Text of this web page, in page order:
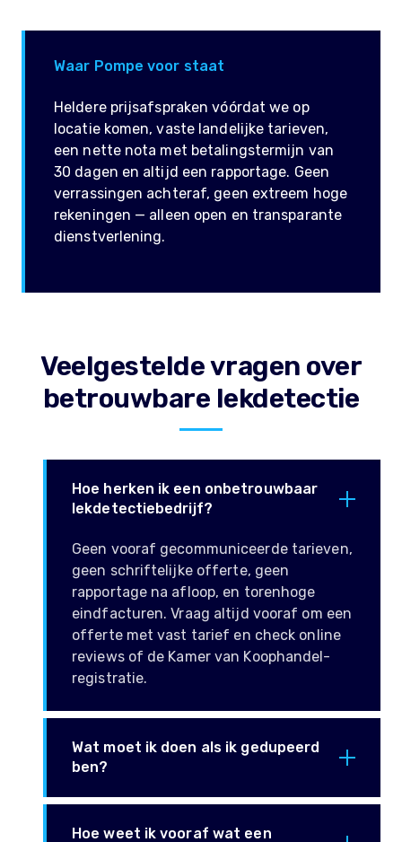
Waar Pompe voor staat
Heldere prijsafspraken vóórdat we op
locatie komen, vaste landelijke tarieven,
een nette nota met betalingstermijn van
30 dagen en altijd een rapportage. Geen
verrassingen achteraf, geen extreem hoge
rekeningen — alleen open en transparante
dienstverlening.
Veelgestelde vragen over
betrouwbare lekdetectie
Hoe herken ik een onbetrouwbaar
lekdetectiebedrijf?
Geen vooraf gecommuniceerde tarieven,
geen schriftelijke offerte, geen
rapportage na afloop, en torenhoge
eindfacturen. Vraag altijd vooraf om een
offerte met vast tarief en check online
reviews of de Kamer van Koophandel-
registratie.
Wat moet ik doen als ik gedupeerd
ben?
Hoe weet ik vooraf wat een